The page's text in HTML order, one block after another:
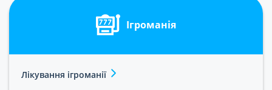
Ігроманія
Лікування ігроманії